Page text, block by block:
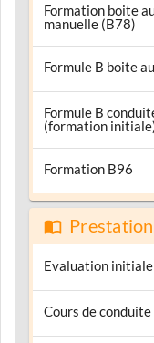
Formation boite
manuelle (B78)
Formule B boite
Formule B
(formation
Formation B96
Evaluation initiale
Cours de